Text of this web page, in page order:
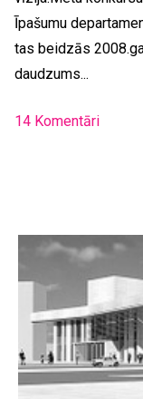
Īpašumu
tas beidzās
daudzums...
14 Komentāri